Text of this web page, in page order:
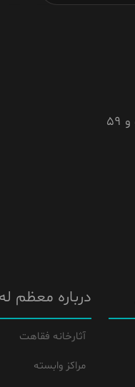
درباره معظم له
آثارخانه فقاهت
مراکز وابسته